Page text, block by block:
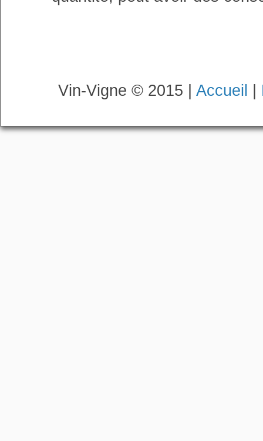
Vin-Vigne © 2015 | Accueil